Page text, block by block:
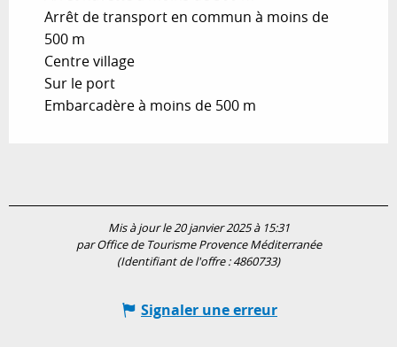
Arrêt de transport en commun à moins de
500 m
Centre village
Sur le port
Embarcadère à moins de 500 m
Mis à jour le 20 janvier 2025 à 15:31
par Office de Tourisme Provence Méditerranée
(Identifiant de l'offre :4860733)
Signaler une erreur